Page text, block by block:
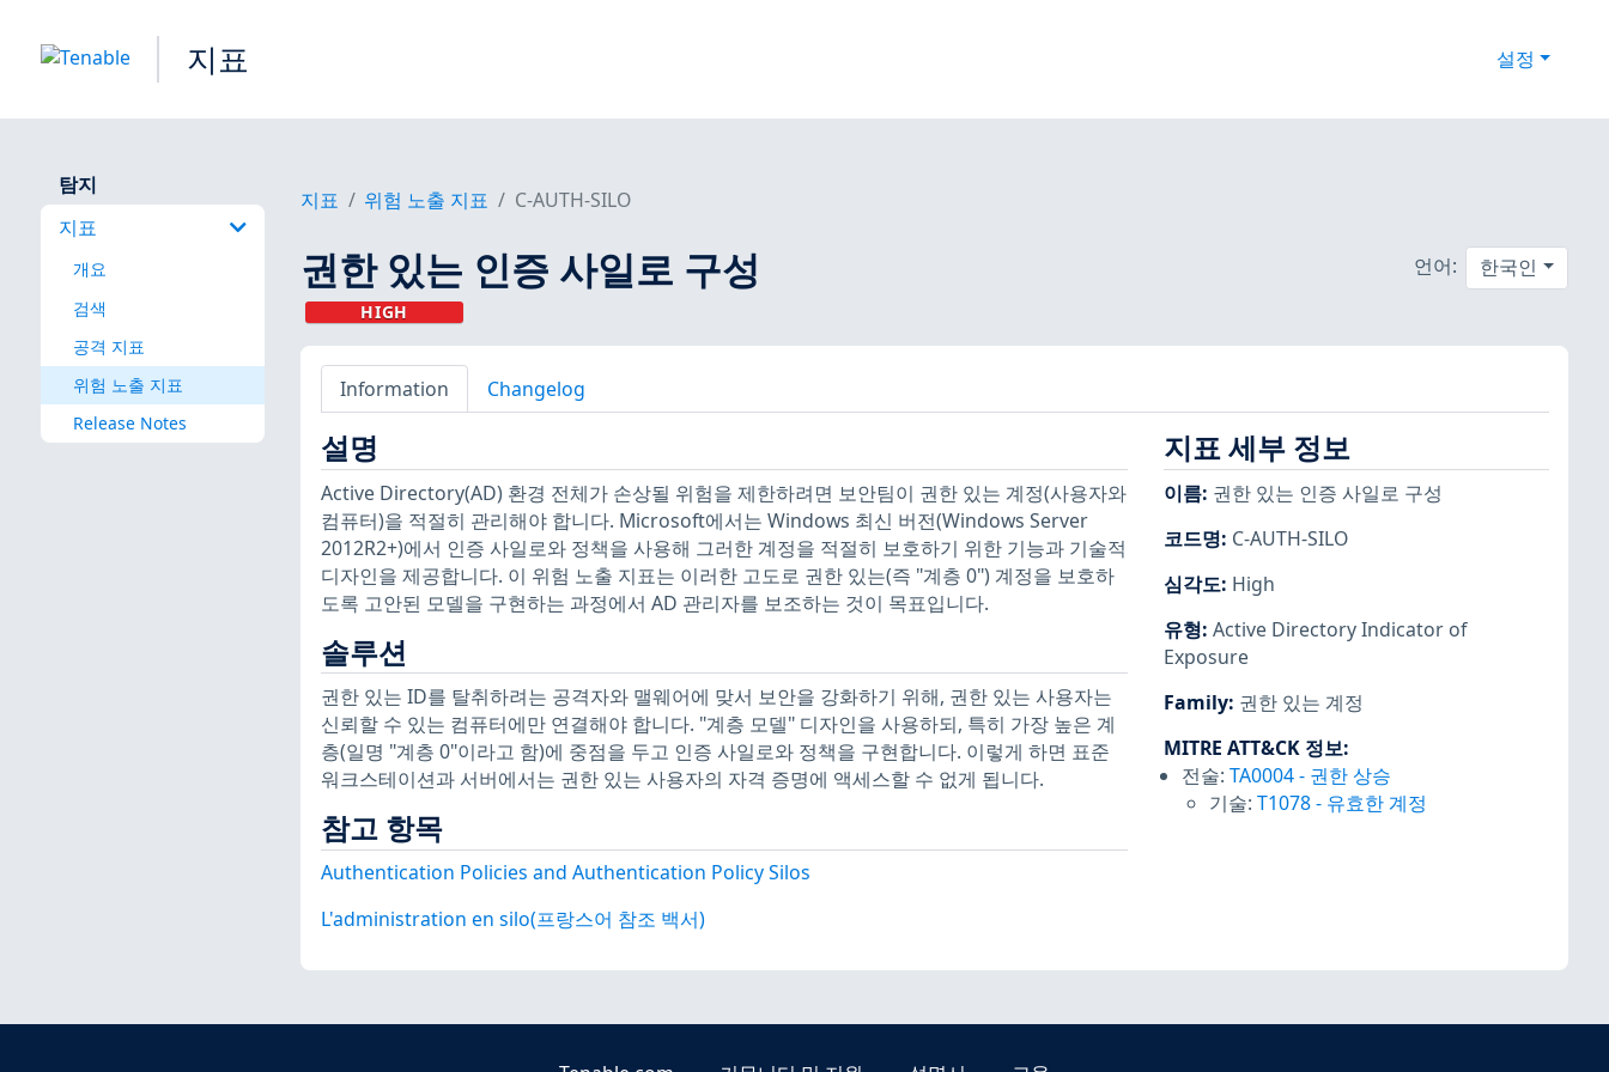
지표 설정
탐지
지표
개요
검색
공격 지표
위험 노출 지표
Release Notes
지표 위험 노출 지표 C-AUTH-SILO
권한 있는 인증 사일로 구성
HIGH
언어: 한국인
Information Changelog
설명
Active Directory(AD) 환경 전체가 손상될 위험을 제한하려면 보안팀이 권한 있는 계정(사용자와
컴퓨터)을 적절히 관리해야 합니다. Microsoft에서는 Windows 최신 버전(Windows Server
2012R2+)에서 인증 사일로와 정책을 사용해 그러한 계정을 적절히 보호하기 위한 기능과 기술적
디자인을 제공합니다. 이 위험 노출 지표는 이러한 고도로 권한 있는(즉 "계층 0") 계정을 보호하
도록 고안된 모델을 구현하는 과정에서 AD 관리자를 보조하는 것이 목표입니다.
솔루션
권한 있는 ID를 탈취하려는 공격자와 맬웨어에 맞서 보안을 강화하기 위해, 권한 있는 사용자는
신뢰할 수 있는 컴퓨터에만 연결해야 합니다. "계층 모델" 디자인을 사용하되, 특히 가장 높은 계
층(일명 "계층 0"이라고 함)에 중점을 두고 인증 사일로와 정책을 구현합니다. 이렇게 하면 표준
워크스테이션과 서버에서는 권한 있는 사용자의 자격 증명에 액세스할 수 없게 됩니다.
참고 항목
Authentication Policies and Authentication Policy Silos
L'administration en silo(프랑스어 참조 백서)
지표 세부 정보
이름: 권한 있는 인증 사일로 구성
코드명: C-AUTH-SILO
심각도: High
유형: Active Directory Indicator of
Exposure
Family: 권한 있는 계정
MITRE ATT&CK 정보:
전술:TA0004- 권한 상승
기술: T1078- 유효한 계정